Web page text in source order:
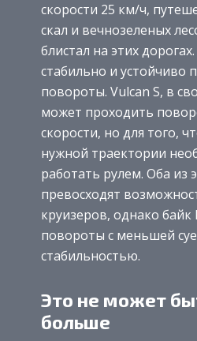
скорости 25 км/ч,
скал и вечнозеленых
блистал на этих
стабильно и устойчиво
повороты. Vulcan S, в
может проходить
скорости, но для того,
нужной траектории
работать рулем. Оба из
превосходят
круизеров, однако
повороты с меньшей
стабильностью.
Это не может
больше